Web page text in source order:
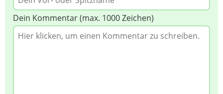
Dein Kommentar (max. 1000 Zeichen)